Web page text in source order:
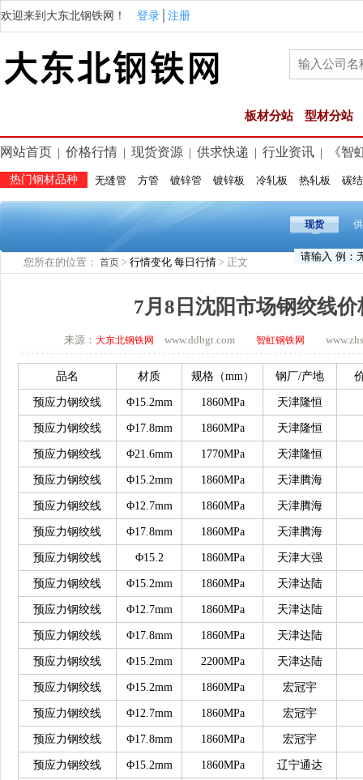
欢迎来到大东北钢铁网！ 登录 注册
板材分站 型材分站
网站首页 价格行情 现货资源 供求快递 行业资讯 《智
热门钢材品种 无缝管 方管 镀锌管 镀锌板 冷轧板 热轧板 碳
现货
您所在的位置： 首页 > 行情变化 每日行情 > 正文
7月8日沈阳市场钢绞线价
来源： 大东北钢铁网 www.ddbgt.com 智虹钢铁网
品名 材质 规格（mm） 钢厂/产地
预应力钢绞线 Φ15.2mm 1860MPa 天津隆恒
预应力钢绞线 Φ17.8mm 1860MPa 天津隆恒
预应力钢绞线 Φ21.6mm 1770MPa 天津隆恒
预应力钢绞线 Φ15.2mm 1860MPa 天津腾海
预应力钢绞线 Φ12.7mm 1860MPa 天津腾海
预应力钢绞线 Φ17.8mm 1860MPa 天津腾海
预应力钢绞线 Φ15.2 1860MPa 天津大强
预应力钢绞线 Φ15.2mm 1860MPa 天津达陆
预应力钢绞线 Φ12.7mm 1860MPa 天津达陆
预应力钢绞线 Φ17.8mm 1860MPa 天津达陆
预应力钢绞线 Φ15.2mm 2200MPa 天津达陆
预应力钢绞线 Φ15.2mm 1860MPa 宏冠宇
预应力钢绞线 Φ12.7mm 1860MPa 宏冠宇
预应力钢绞线 Φ17.8mm 1860MPa 宏冠宇
预应力钢绞线 Φ15.2mm 1860MPa 辽宁通达